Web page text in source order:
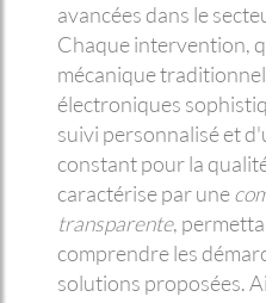
avancées dans le
Chaque intervention,
mécanique
électroniques
suivi personnalisé et
constant pour la
caractérise par une
transparente,
comprendre les
solutions proposées.